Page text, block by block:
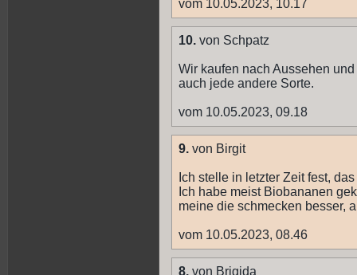
vom 10.05.2023, 10.17
10. von Schpatz
Wir kaufen nach Aussehen
auch jede andere Sorte.
vom 10.05.2023, 09.18
9. von Birgit
Ich stelle in letzter Zeit fest,
Ich habe meist Biobananen
meine die schmecken besser,
vom 10.05.2023, 08.46
8. von Brigida